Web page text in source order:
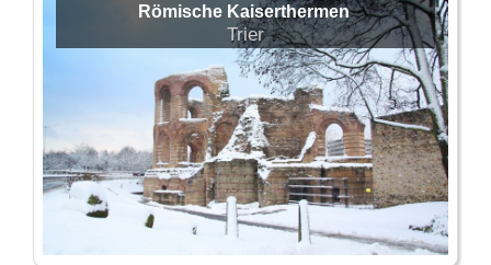
Römische Kaiserthermen
Trier